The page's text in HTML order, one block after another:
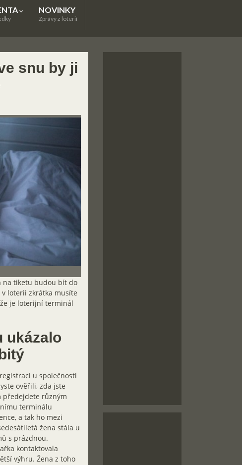
NOVINKY
Zprávy z loterií
snu by ji
na tiketu budou bít do
loterii zkrátka musíte
je loterijní terminál
ukázalo
u společnosti
ověřili, zda jste
předejdete různým
terminálu
a tak ho mezi
žena stála u
s prázdnou.
kontaktovala
výhru. Žena z toho